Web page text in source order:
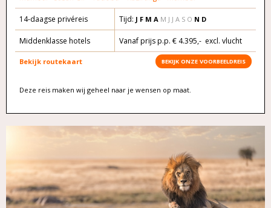
14-daagse privéreis Tijd: J F M A M J J A S O N D
Middenklasse hotels Vanaf prijs p.p. € 4.395,- excl. vlucht
Bekijk routekaart BEKIJK ONZE VOORBEELDREIS
Deze reis maken wij geheel naar je wensen op maat.